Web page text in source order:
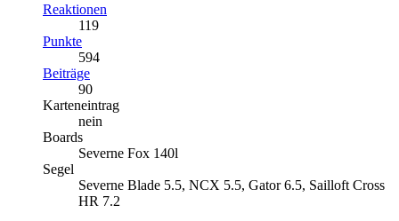
Reaktionen
119
Punkte
594
Beiträge
90
Karteneintrag
nein
Boards
Severne Fox 140l
Segel
Severne Blade 5.5, NCX 5.5, Gator 6.5, Sailloft Cross
HR 7.2